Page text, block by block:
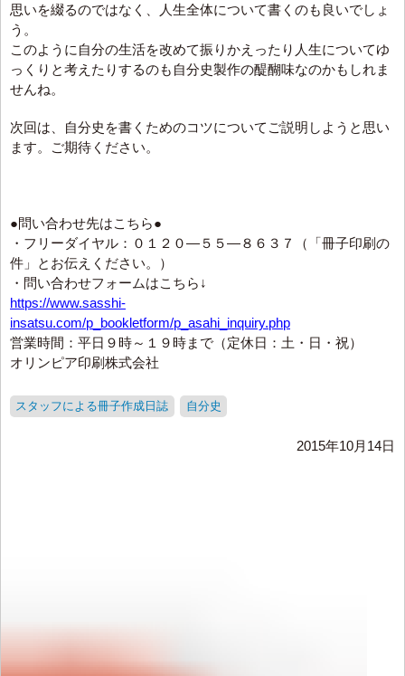
思いを綴るのではなく、人生全体について書くのも良いでしょ
う。
このように自分の生活を改めて振りかえったり人生についてゆ
っくりと考えたりするのも自分史製作の醍醐味なのかもしれま
せんね。
次回は、自分史を書くためのコツについてご説明しようと思い
ます。ご期待ください。
●問い合わせ先はこちら●
・フリーダイヤル：０１２０―５５―８６３７（「冊子印刷の
件」とお伝えください。）
・問い合わせフォームはこちら↓
https://www.sasshi-
insatsu.com/p_bookletform/p_asahi_inquiry.php
営業時間：平日９時～１９時まで（定休日：土・日・祝）
オリンピア印刷株式会社
スタッフによる冊子作成日誌 自分史
2015年10月14日